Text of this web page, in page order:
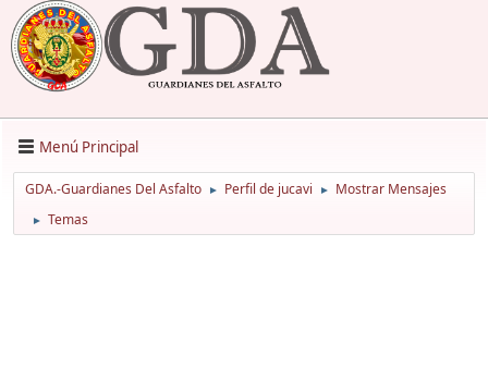
Menú Principal
GDA.-Guardianes Del Asfalto ► Perfil de jucavi ► Mostrar Mensajes
► Temas